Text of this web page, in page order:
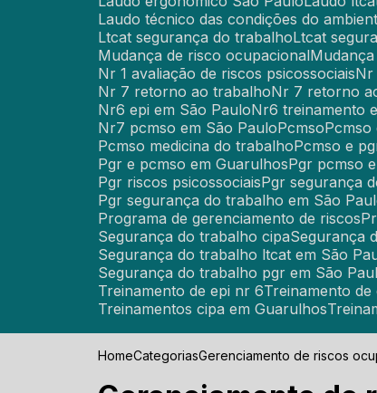
Laudo técnico das condições do
Ltcat segurança do trabalho Ltcat
Mudança de risco ocupacional
Nr 1 avaliação de riscos psicossociais
Nr 7 retorno ao trabalho
Nr 7 retorno
Nr6 epi em São Paulo
Nr6 treinamento
Nr7 pcmso em São Paulo Pcmso
Pcmso medicina do trabalho Pcmso e
Pgr e pcmso em Guarulhos Pgr pcmso
Pgr riscos psicossociais Pgr segurança
Pgr segurança do trabalho em São
Programa de gerenciamento de riscos
Segurança do trabalho cipa Segurança
Segurança do trabalho ltcat em São
Segurança do trabalho pgr em São
Treinamento de epi nr 6 Treinamento
Treinamentos cipa em Guarulhos
HomeCategoriasGerenciamento de riscos